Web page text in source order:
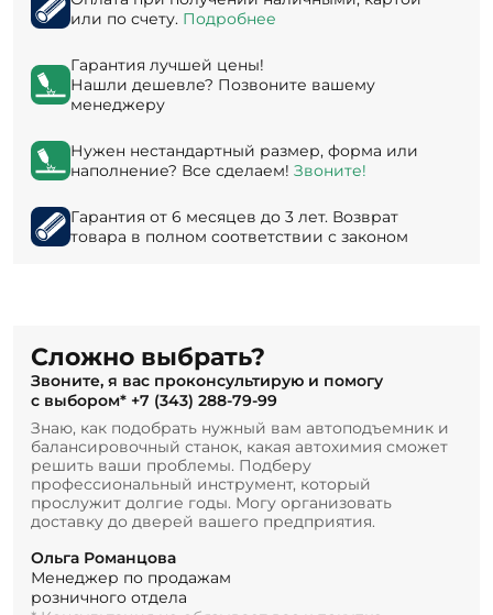
или по счету. Подробнее
Гарантия лучшей цены!
Нашли дешевле? Позвоните вашему
менеджеру
Нужен нестандартный размер, форма или
наполнение? Все сделаем! Звоните!
Гарантия от 6 месяцев до 3 лет. Возврат
товара в полном соответствии с законом
Сложно выбрать?
Звоните, я вас проконсультирую и помогу
с выбором* +7 (343) 288-79-99
Знаю, как подобрать нужный вам автоподъемник и
балансировочный станок, какая автохимия сможет
решить ваши проблемы. Подберу
профессиональный инструмент, который
прослужит долгие годы. Могу организовать
доставку до дверей вашего предприятия.
Ольга Романцова
Менеджер по продажам
розничного отдела